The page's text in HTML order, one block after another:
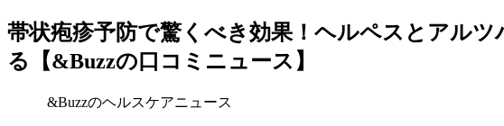
帯状疱疹予防で驚くべき効果！ヘルペスとアル
る【&Buzzの口コミニュース】
&Buzzのヘルスケアニュース